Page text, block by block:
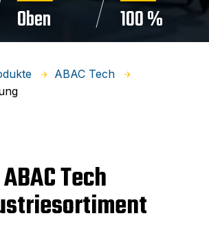
Oben 100 %
ABAC Tech
ABAC Tech